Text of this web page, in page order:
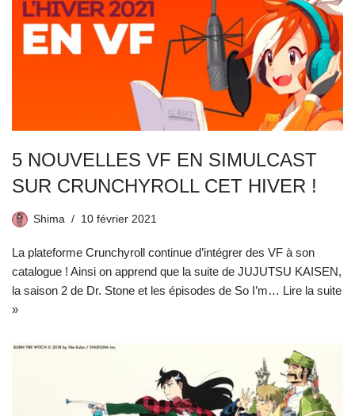
5 NOUVELLES VF EN SIMULCAST
SUR CRUNCHYROLL CET HIVER !
Shima 10 février 2021
La plateforme Crunchyroll continue d’intégrer des VF à son
catalogue ! Ainsi on apprend que la suite de JUJUTSU KAISEN,
la saison 2 de Dr. Stone et les épisodes de So I’m… Lire la suite
»